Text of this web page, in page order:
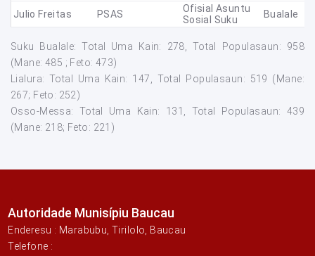
Julio Freitas PSAS
Ofisial Asuntu
Sosial Suku
Bualale
Suku Bualale: Total Uma Kain: 278, Total Populasaun: 958
(Mane: 485 ; Feto: 473)
Lialura: Total Uma Kain: 147, Total Populasaun: 519 (Mane:
267; Feto: 252)
Osso-Messa: Total Uma Kain: 131, Total Populasaun: 439
(Mane: 218; Feto: 221)
Autoridade Munisípiu Baucau
Enderesu : Marabubu, Tirilolo, Baucau
Telefone :